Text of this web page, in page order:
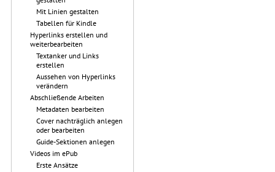
Mit Linien gestalten
Tabellen für Kindle
Hyperlinks erstellen und
weiterbearbeiten
Textanker und Links
erstellen
Aussehen von Hyperlinks
verändern
Abschließende Arbeiten
Metadaten bearbeiten
Cover nachträglich anlegen
oder bearbeiten
Guide-Sektionen anlegen
Videos im ePub
Erste Ansätze